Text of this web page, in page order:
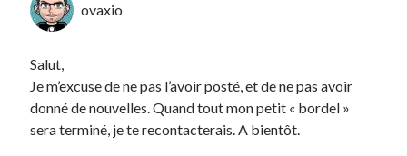
ovaxio
Salut,
Je m’excuse de ne pas l’avoir posté, et de ne pas avoir
donné de nouvelles. Quand tout mon petit « bordel »
sera terminé, je te recontacterais. A bientôt.